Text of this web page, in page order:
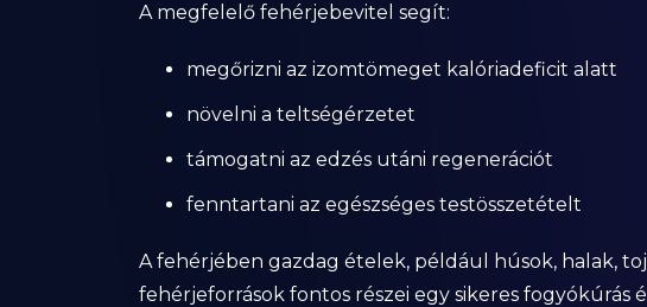
A megfelelő fehérjebevitel segít:
megőrizni az izomtömeget kalóriadeficit alatt
növelni a teltségérzetet
támogatni az edzés utáni regenerációt
fenntartani az egészséges testösszetételt
A fehérjében gazdag ételek, például húsok, halak,
fehérjeforrások fontos részei egy sikeres fogyókúrás